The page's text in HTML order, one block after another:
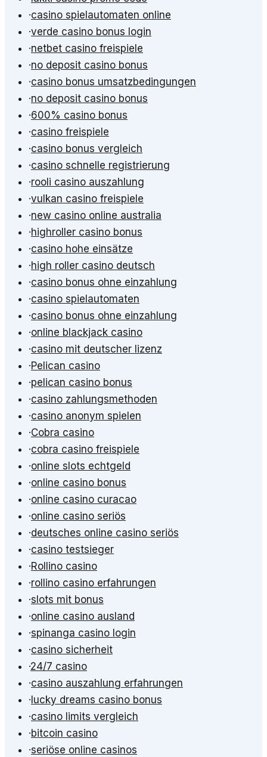
·casino spielautomaten online
·verde casino bonus login
·netbet casino freispiele
·no deposit casino bonus
·casino bonus umsatzbedingungen
·no deposit casino bonus
·600% casino bonus
·casino freispiele
·casino bonus vergleich
·casino schnelle registrierung
·rooli casino auszahlung
·vulkan casino freispiele
·new casino online australia
·highroller casino bonus
·casino hohe einsätze
·high roller casino deutsch
·casino bonus ohne einzahlung
·casino spielautomaten
·casino bonus ohne einzahlung
·online blackjack casino
·casino mit deutscher lizenz
·Pelican casino
·pelican casino bonus
·casino zahlungsmethoden
·casino anonym spielen
·Cobra casino
·cobra casino freispiele
·online slots echtgeld
·online casino bonus
·online casino curacao
·online casino seriös
·deutsches online casino seriös
·casino testsieger
·Rollino casino
·rollino casino erfahrungen
·slots mit bonus
·online casino ausland
·spinanga casino login
·casino sicherheit
·24/7 casino
·casino auszahlung erfahrungen
· lucky dreams casino bonus
·casino limits vergleich
·bitcoin casino
·seriöse online casinos